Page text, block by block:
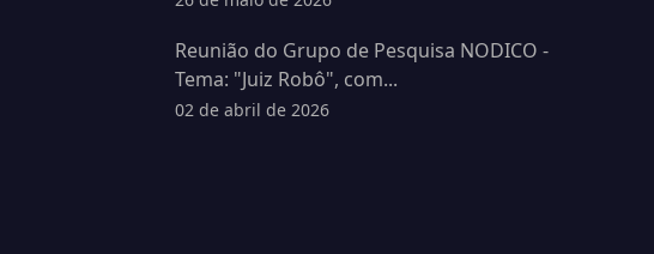
Reunião do Grupo de Pesquisa NODICO -
Tema: "Juiz Robô", com...
02 de abril de 2026